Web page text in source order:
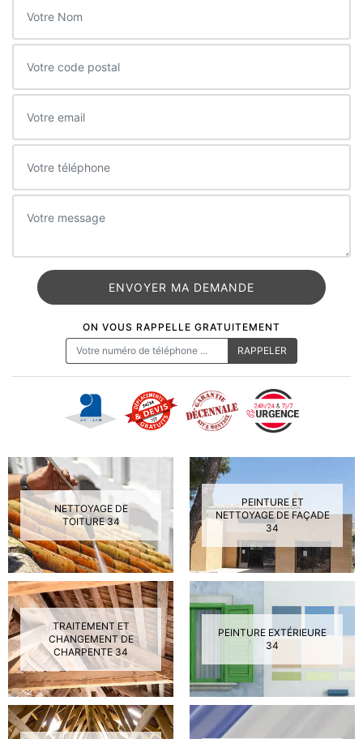
ON VOUS RAPPELLE GRATUITEMENT
NETTOYAGE DE
TOITURE 34
PEINTURE ET
NETTOYAGE DE FAÇADE
34
TRAITEMENT ET
CHANGEMENT DE
CHARPENTE 34
PEINTURE EXTÉRIEURE
34